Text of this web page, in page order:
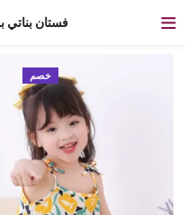
فستان بناتي
خصم